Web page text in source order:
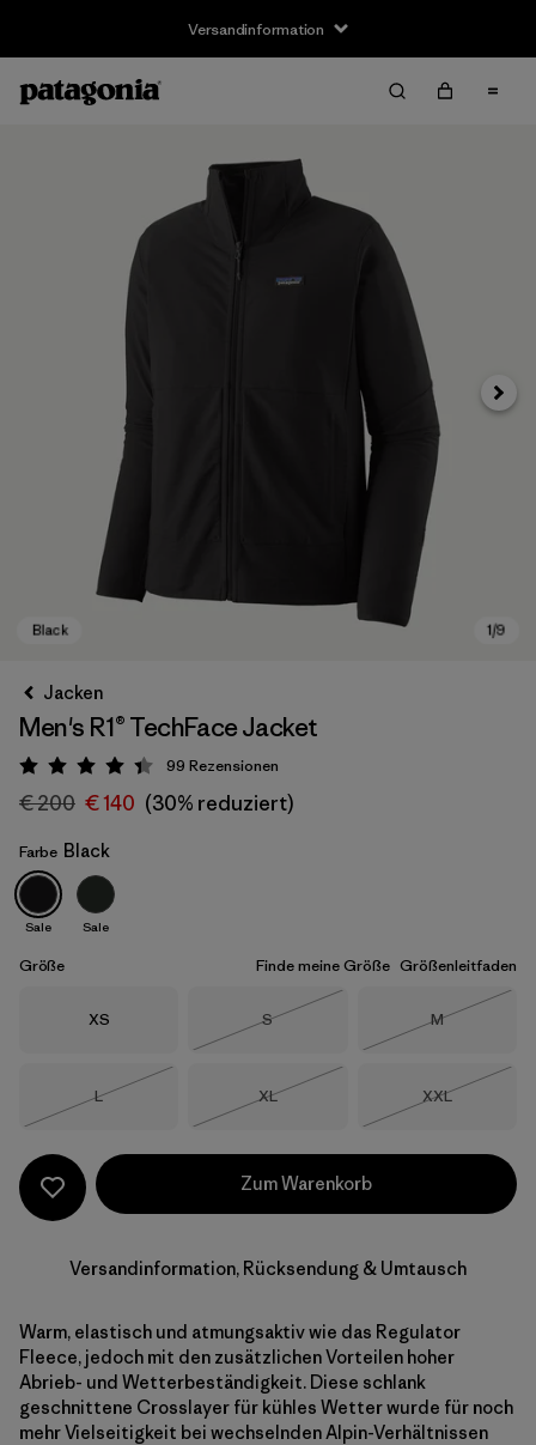
Versandinformation
Black
Jacken
Men's R1® TechFace Jacket
Bewertung: 4.4 / 5
99 Rezensionen
€ 200 € 140 (30% reduziert)
Farbe Black
Sale Sale
Größe Finde meine Größe Größenleitfaden
Größe
XS Größe
S
Größe
M
Größe
L
Größe
XL
Größe
XXL
Zum Warenkorb
Versandinformation, Rücksendung & Umtausch
Warm, elastisch und atmungsaktiv wie das Regulator
Fleece, jedoch mit den zusätzlichen Vorteilen hoher
Abrieb- und Wetterbeständigkeit. Diese schlank
geschnittene Crosslayer für kühles Wetter wurde für noch
mehr Vielseitigkeit bei wechselnden Alpin-Verhältnissen